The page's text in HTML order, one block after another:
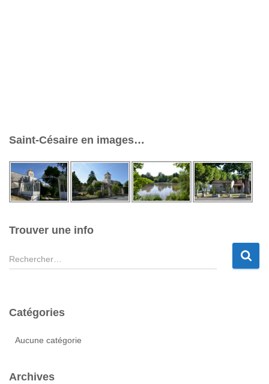
Saint-Césaire en images…
Trouver une info
R
e
e
r
Catégories
Aucune catégorie
Archives